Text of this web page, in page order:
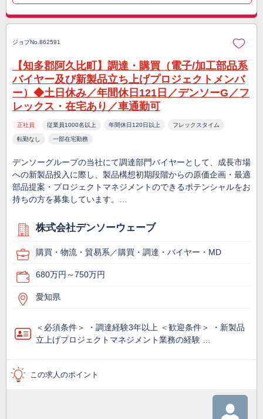
ジョブNo.862591
【知多郡阿久比町】調達・購買（電子/加工部品系
バイヤー及び新製品立ち上げプロジェクトメンバ
ー）◆土日休み／年間休日121日／デンソーG／フ
レックス・在宅あり／車通勤可
正社員 従業員1000名以上 年間休日120日以上 フレックスタイム
転勤なし 一部在宅勤務
デンソーグループの当社にて調達部門バイヤーとして、成長市場
への新製品投入に際し、製品構想初期段階からの原価企画・最適
部品提案・プロジェクトマネジメントのできるポテンシャルをお
持ちの方を募集しています。…
株式会社デンソーウェーブ
購買・物流・貿易系／購買・調達・バイヤー・MD
680万円～750万円
愛知県
＜必須条件＞ ・調達経験3年以上 ＜歓迎条件＞ ・新製品
立上げプロジェクトマネジメント業務の経験 …
この求人のポイント